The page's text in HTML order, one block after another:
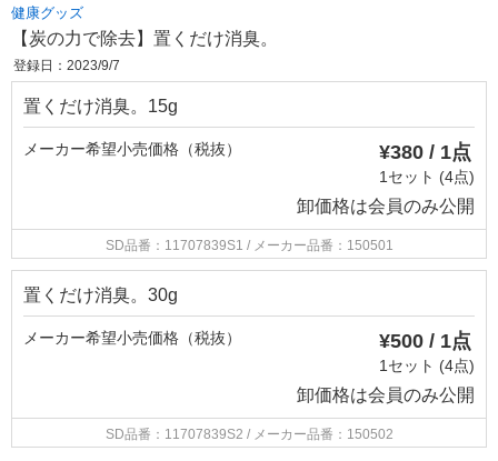
健康グッズ
【炭の力で除去】置くだけ消臭。
登録日：2023/9/7
置くだけ消臭。15g
メーカー希望小売価格（税抜） ¥380 / 1点
1セット (4点)
卸価格は会員のみ公開
SD品番：11707839S1 / メーカー品番：150501
置くだけ消臭。30g
メーカー希望小売価格（税抜） ¥500 / 1点
1セット (4点)
卸価格は会員のみ公開
SD品番：11707839S2 / メーカー品番：150502